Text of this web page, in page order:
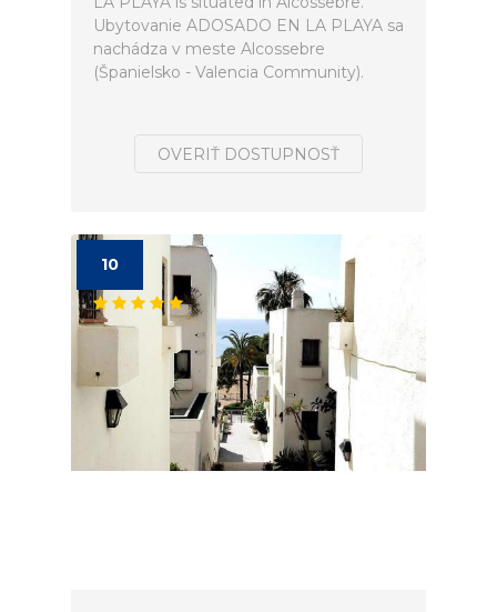
Ubytovanie ADOSADO EN LA PLAYA sa
nachádza v meste Alcossebre
(Španielsko - Valencia Community).
OVERIŤ DOSTUPNOSŤ
10